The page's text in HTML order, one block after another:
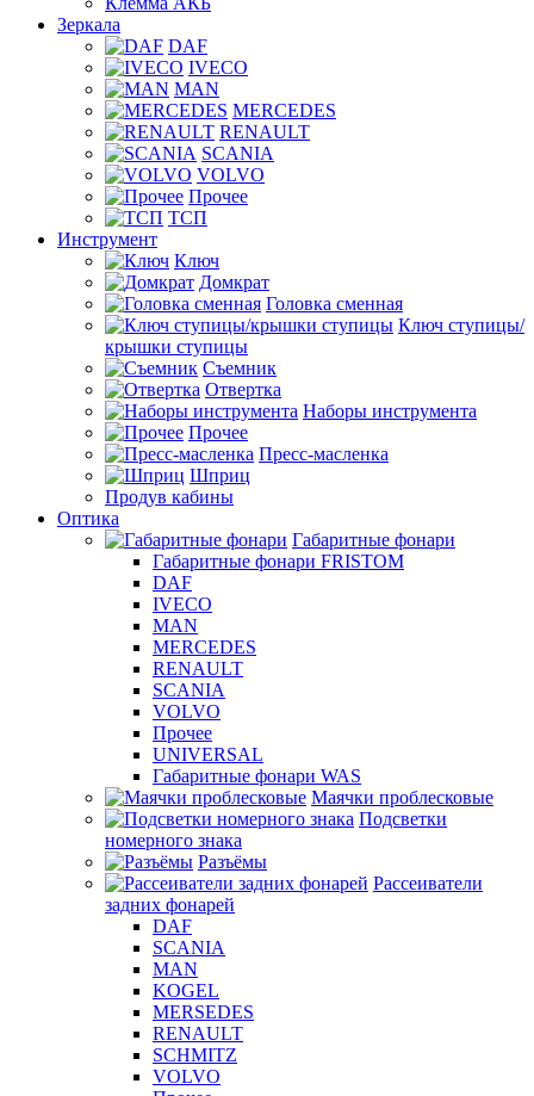
Зеркала
DAF
IVECO
MAN
MERCEDES
RENAULT
SCANIA
VOLVO
Прочее
ТСП
Инструмент
Ключ
Домкрат
Головка сменная
Ключ ступицы/
крышки ступицы
Съемник
Отвертка
Наборы инструмента
Прочее
Пресс-масленка
Шприц
Продув кабины
Оптика
Габаритные фонари
Габаритные фонари FRISTOM
DAF
IVECO
MAN
MERCEDES
RENAULT
SCANIA
VOLVO
Прочее
UNIVERSAL
Габаритные фонари WAS
Маячки проблесковые
Подсветки
номерного знака
Разъёмы
Рассеиватели
задних фонарей
DAF
SCANIA
MAN
KOGEL
MERSEDES
RENAULT
SCHMITZ
VOLVO